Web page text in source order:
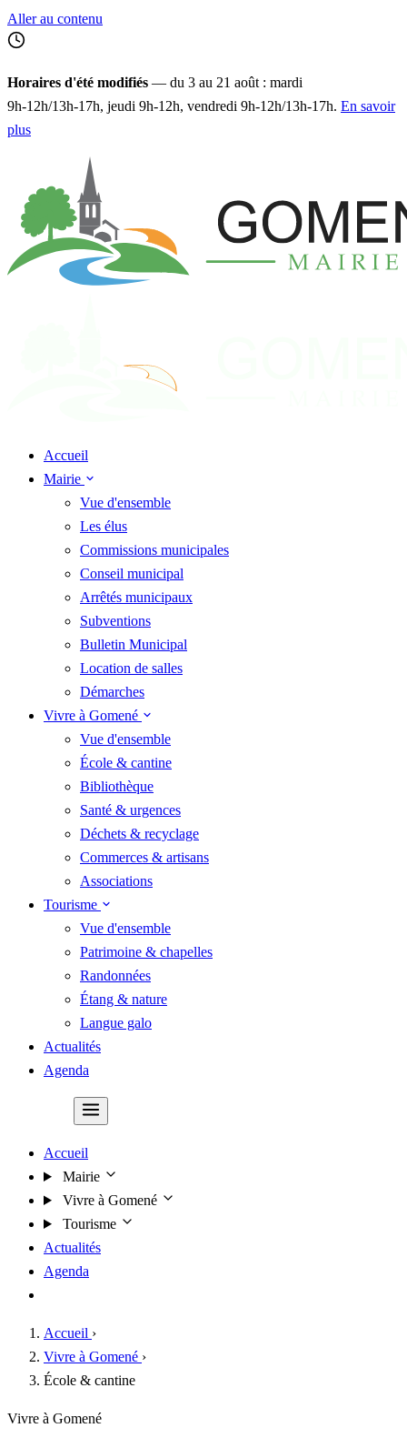
Aller au contenu
Horaires d'été modifiés — du 3 au 21 août : mardi
9h‑12h/13h‑17h, jeudi 9h‑12h, vendredi 9h‑12h/13h‑17h. En savoir
plus
Accueil
Mairie
Vue d'ensemble
Les élus
Commissions municipales
Conseil municipal
Arrêtés municipaux
Subventions
Bulletin Municipal
Location de salles
Démarches
Vivre à Gomené
Vue d'ensemble
École & cantine
Bibliothèque
Santé & urgences
Déchets & recyclage
Commerces & artisans
Associations
Tourisme
Vue d'ensemble
Patrimoine & chapelles
Randonnées
Étang & nature
Langue galo
Actualités
Agenda
Accueil
Mairie
Vivre à Gomené
Tourisme
Actualités
Agenda
Accueil ›
Vivre à Gomené ›
École & cantine
Vivre à Gomené